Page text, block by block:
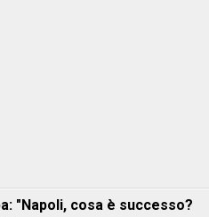
"Napoli, cosa è successo?